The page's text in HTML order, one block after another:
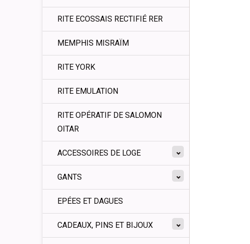
RITE ECOSSAIS RECTIFIÉ RER
MEMPHIS MISRAÏM
RITE YORK
RITE EMULATION
RITE OPÉRATIF DE SALOMON
OITAR
ACCESSOIRES DE LOGE
GANTS
EPÉES ET DAGUES
CADEAUX, PINS ET BIJOUX